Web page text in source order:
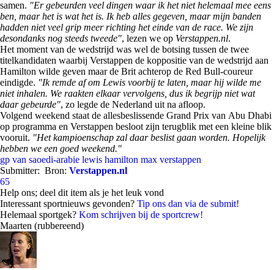
samen. "Er gebeurden veel dingen waar ik het niet helemaal mee eens
ben, maar het is wat het is. Ik heb alles gegeven, maar mijn banden
hadden niet veel grip meer richting het einde van de race. We zijn
desondanks nog steeds tweede", lezen we op Verstappen.nl.
Het moment van de wedstrijd was wel de botsing tussen de twee
titelkandidaten waarbij Verstappen de koppositie van de wedstrijd aan
Hamilton wilde geven maar de Brit achterop de Red Bull-coureur
eindigde. "Ik remde af om Lewis voorbij te laten, maar hij wilde me
niet inhalen. We raakten elkaar vervolgens, dus ik begrijp niet wat
daar gebeurde", zo legde de Nederland uit na afloop.
Volgend weekend staat de allesbeslissende Grand Prix van Abu Dhabi
op programma en Verstappen besloot zijn terugblik met een kleine blik
vooruit. "Het kampioenschap zal daar beslist gaan worden. Hopelijk
hebben we een goed weekend."
gp van saoedi-arabie lewis hamilton max verstappen
Submitter: Bron: Verstappen.nl
65
Help ons; deel dit item als je het leuk vond
Interessant sportnieuws gevonden? Tip ons dan via de submit!
Helemaal sportgek? Kom schrijven bij de sportcrew!
Maarten (rubbereend)